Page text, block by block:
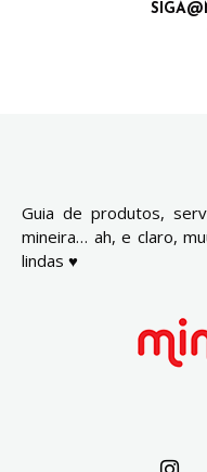
Guia de produtos,
mineira… ah, e claro,
lindas ♥